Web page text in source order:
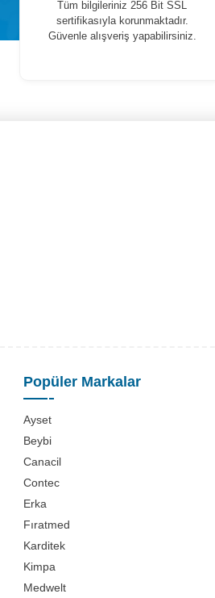
Tüm bilgileriniz 256 Bit SSL
sertifikasıyla korunmaktadır.
Güvenle alışveriş yapabilirsiniz.
Popüler Markalar
Ayset
Beybi
Canacil
Contec
Erka
Fıratmed
Karditek
Kimpa
Medwelt